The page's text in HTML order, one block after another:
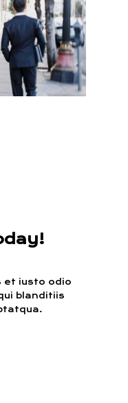
et iusto odio
blanditiis